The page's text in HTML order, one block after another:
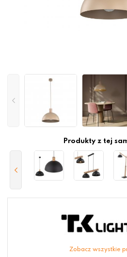
Produkty z tej
Zobacz wszystkie